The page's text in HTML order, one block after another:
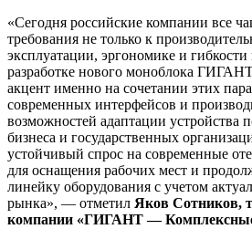
«Сегодня российские компании все
требования не только к
эксплуатации, эргономике и
разработке нового моноблока
акцент именно на сочетании этих
современных интерфейсов и
возможностей адаптации устройства
бизнеса и государственных
устойчивый спрос на современные
для оснащения рабочих мест и
линейку оборудования с учетом
рынка», — отметил Яков Сотников,
компании «ГИГАНТ —